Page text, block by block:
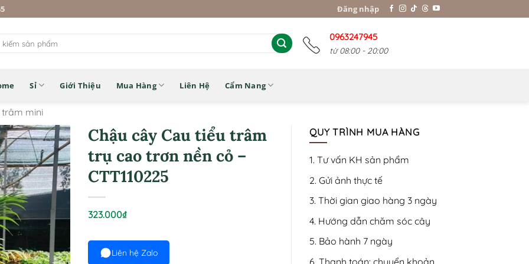
Đăng nhập
0963247945
từ 08:00 - 20:00
Sỉ Giới Thiệu Mua Hàng Liên Hệ Cẩm Nang
trâm mini
Chậu cây Cau tiểu trâm
trụ cao trơn nền cỏ –
CTT110225
323.000₫
Liên hệ Zalo
QUY TRÌNH MUA HÀNG
1. Tư vấn KH sản phẩm
2. Gửi ảnh thực tế
3. Thời gian giao hàng 3 ngày
4. Hướng dẫn chăm sóc cây
5. Bảo hành 7 ngày
6. Thanh toán: chuyển khoản,